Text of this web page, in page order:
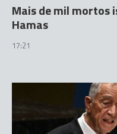
Mais de mil mortos
Hamas
17:21